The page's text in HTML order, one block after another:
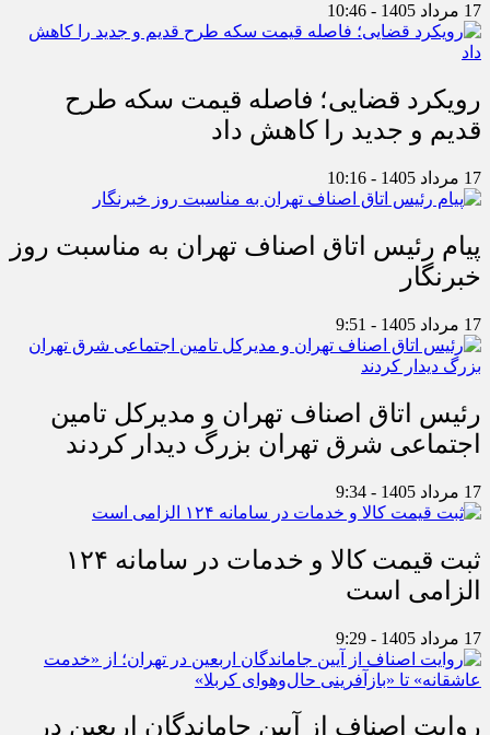
17 مرداد 1405 - 10:46
رویکرد قضایی؛ فاصله قیمت سکه طرح
قدیم و جدید را کاهش داد
17 مرداد 1405 - 10:16
پیام رئیس اتاق اصناف تهران به مناسبت روز
خبرنگار
17 مرداد 1405 - 9:51
رئیس اتاق اصناف تهران و مدیرکل تامین
اجتماعی شرق تهران بزرگ دیدار کردند
17 مرداد 1405 - 9:34
ثبت قیمت کالا و خدمات در سامانه ۱۲۴
الزامی است
17 مرداد 1405 - 9:29
روایت اصناف از آیین جاماندگان اربعین در